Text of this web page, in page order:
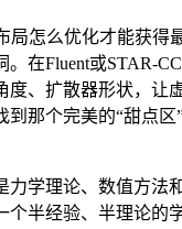
局怎么优化才能获得
。在Fluent或STAR-
度、扩散器形状，让
到那个完美的“甜点区
力学理论、数值方法
个半经验、半理论的